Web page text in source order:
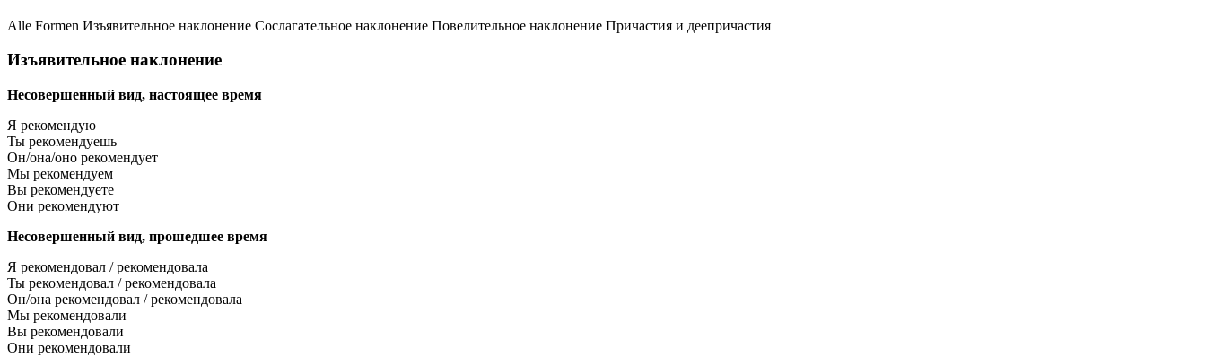
Alle Formen Изъявительное наклонение Сослагательное наклонение Повелительное наклонение Причастия и деепричастия
Изъявительное наклонение
Несовершенный вид, настоящее время
Я рекомендую
Ты рекомендуешь
Он/она/оно рекомендует
Мы рекомендуем
Вы рекомендуете
Они рекомендуют
Несовершенный вид, прошедшее время
Я рекомендовал / рекомендовала
Ты рекомендовал / рекомендовала
Он/она рекомендовал / рекомендовала
Мы рекомендовали
Вы рекомендовали
Они рекомендовали